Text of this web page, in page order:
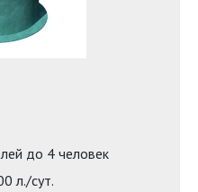
до 4 человек
л./сут.